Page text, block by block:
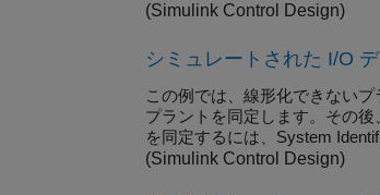
(Simulink Control Design)
シミュレートされた I/O
この例では、線形化できない
プラントを同定します。その
を同定するには、System
(Simulink Control Design)